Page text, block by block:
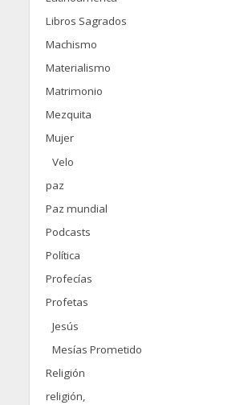
Libros Sagrados
Machismo
Materialismo
Matrimonio
Mezquita
Mujer
Velo
paz
Paz mundial
Podcasts
Política
Profecías
Profetas
Jesús
Mesías Prometido
Religión
religión,